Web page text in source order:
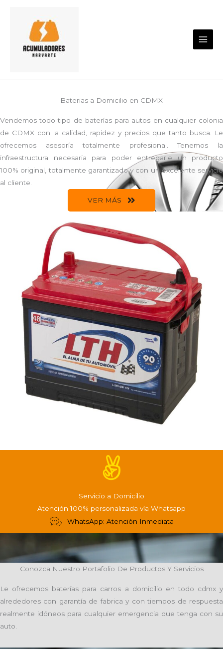
contenido
Baterias a Domicilio en CDMX
Vendemos todo tipo de baterías para autos en cualquier colonia
de CDMX con la calidad, rapidez y precios que tanto busca. Le
ofrecemos asesoría totalmente profesional. Tenemos la
infraestructura necesaria para poder entregarle un producto
100% original, totalmente garantizado y con un excelente servicio
al cliente.
VER MÁS
Servicio a Domicilio
Atención 100% personalizada vía Whatsapp
WhatsApp: Atención Inmediata
Conozca Nuestro Portafolio De Productos Y Servicios
Le ofrecemos baterías para carros a domicilio en todo cdmx y
alrededores con garantía de fabrica y con tiempos de respuesta
realmente idóneos para cualquier emergencia que tenga con su
auto.